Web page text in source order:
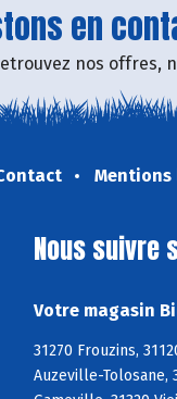
en
nos offres,
Mentions
Nous suivre
Votre magasin
31270 Frouzins,
Auzeville-Tolosane,